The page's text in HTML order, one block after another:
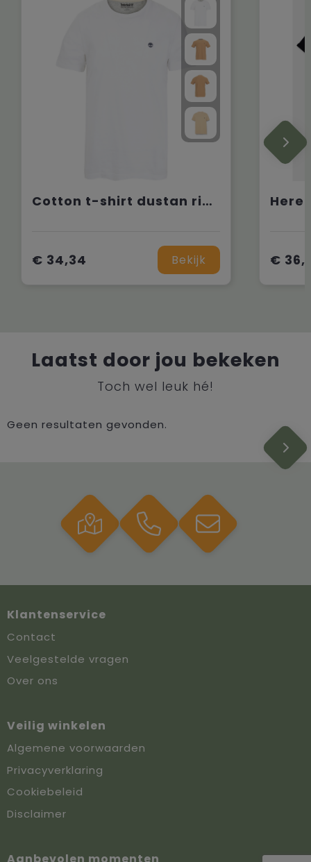
Cotton t-shirt dustan river
€ 34,34 Bekijk €
Laatst door jou bekeken
Toch wel leuk hé!
Geen resultaten gevonden.
Klantenservice
Contact
Veelgestelde vragen
Over ons
Veilig winkelen
Algemene voorwaarden
Privacyverklaring
Cookiebeleid
Disclaimer
Aanbevolen momenten